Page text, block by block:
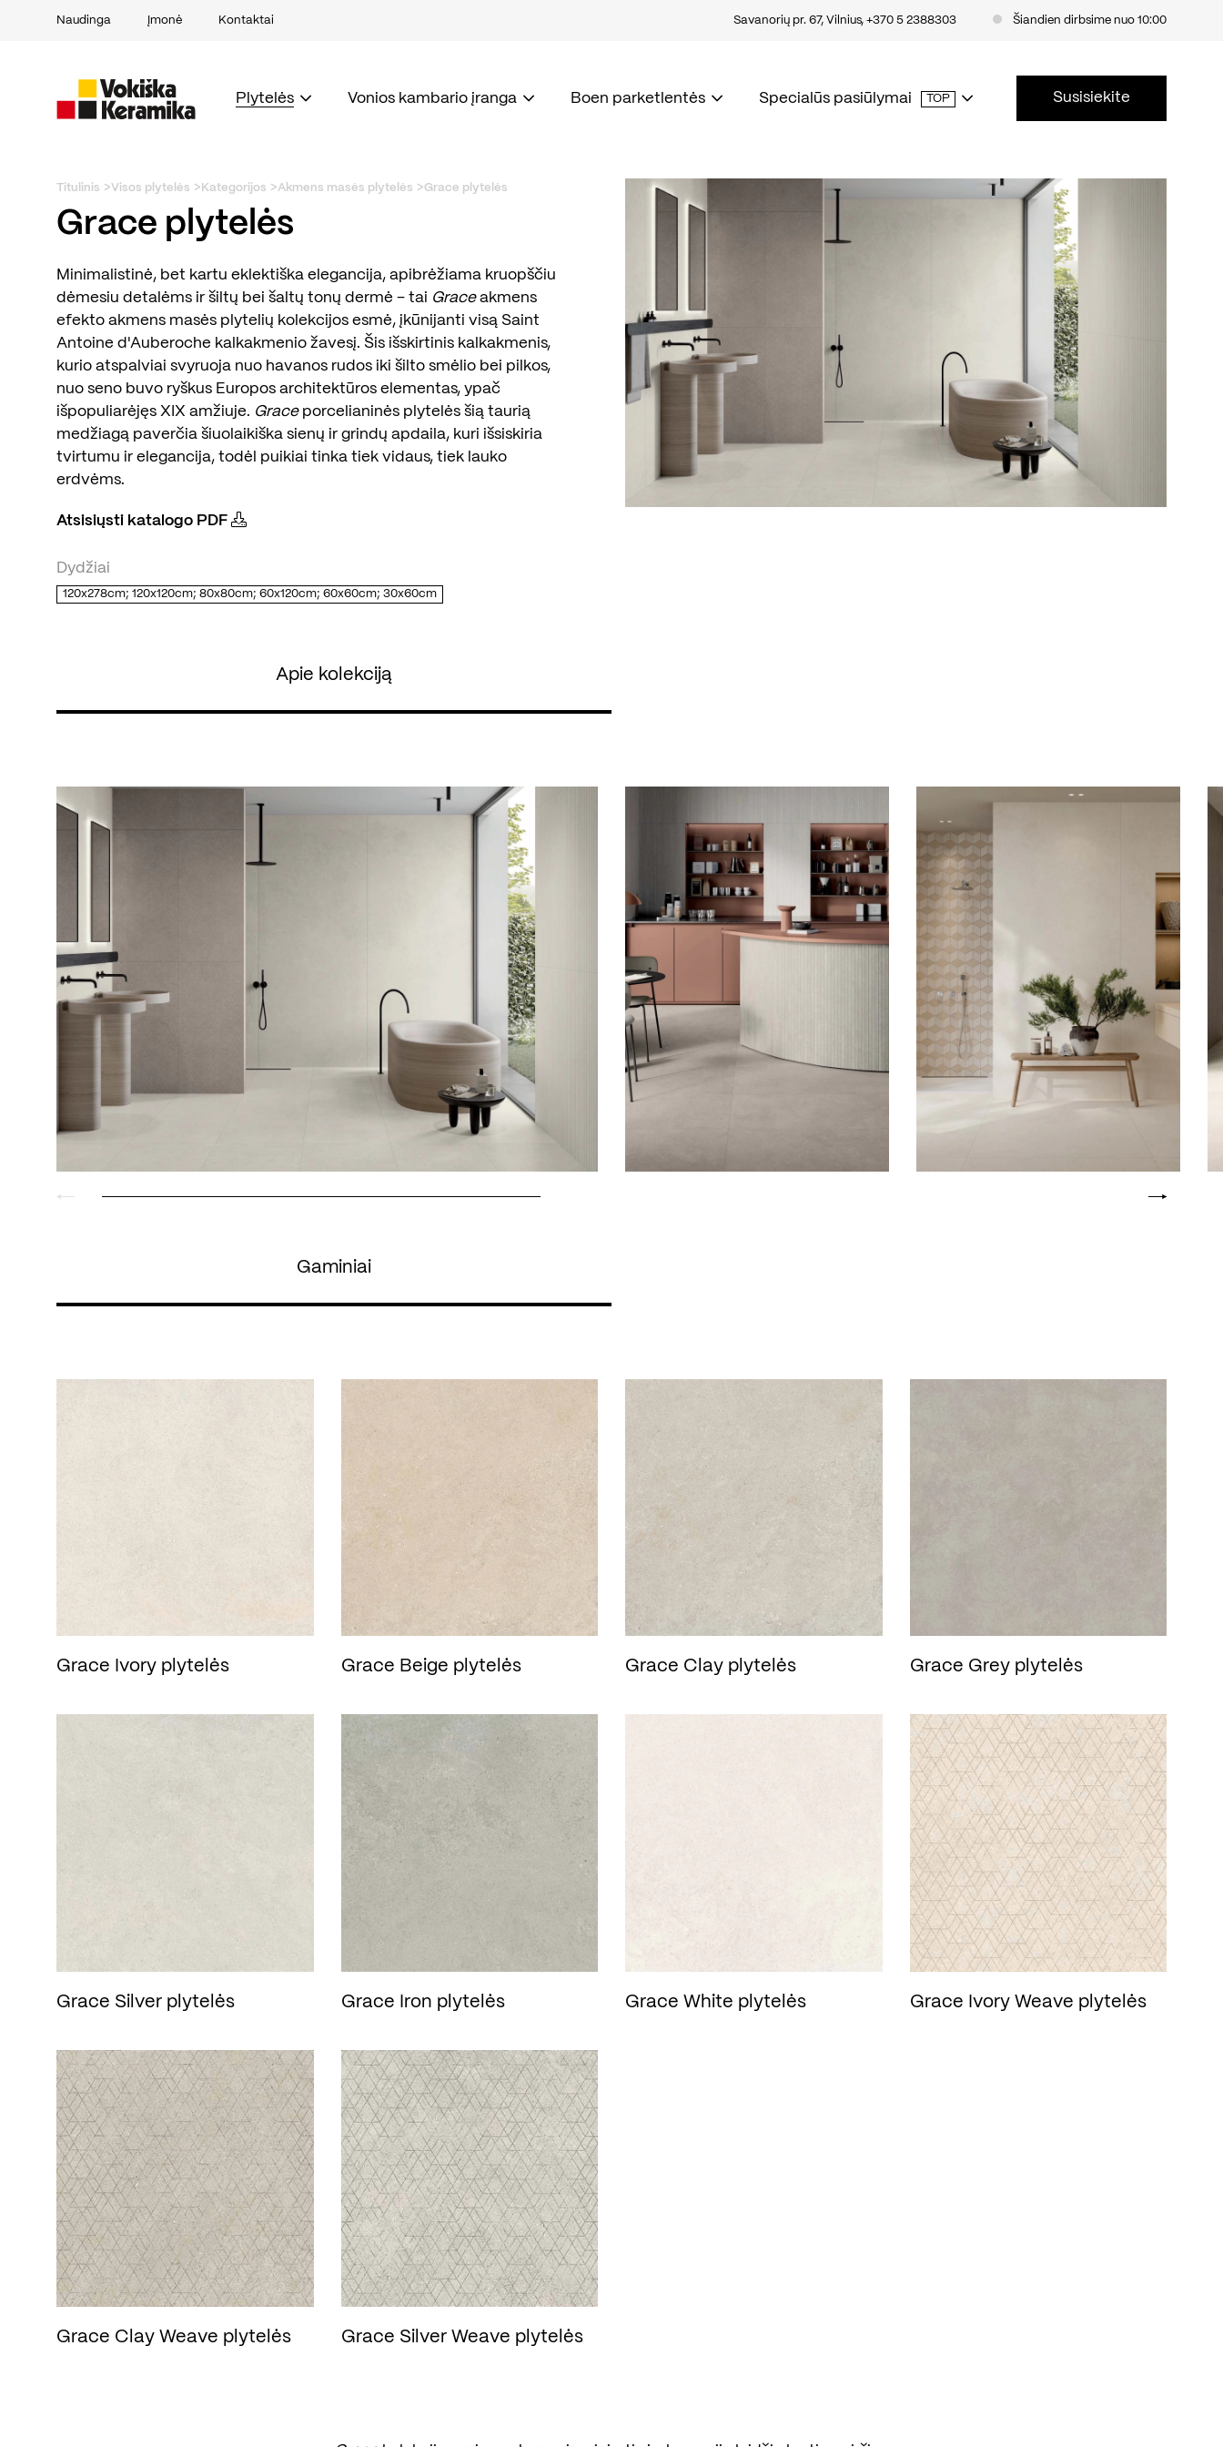
Naudinga Įmonė Kontaktai Savanorių pr. 67, Vilnius, +370 5 2388303 Šiandien dirbsime nuo 10:00
Plytelės Vonios kambario įranga Boen parketlentės Specialūs pasiūlymai TOP Susisiekite
Titulinis Visos plytelės Kategorijos Akmens masės plytelės Grace plytelės
Grace plytelės
Minimalistinė, bet kartu eklektiška elegancija, apibrėžiama kruopščiu
dėmesiu detalėms ir šiltų bei šaltų tonų dermė – tai Graceakmens
efekto akmens masės plytelių kolekcijos esmė, įkūnijanti visą Saint
Antoine d'Auberoche kalkakmenio žavesį. Šis išskirtinis kalkakmenis,
kurio atspalviai svyruoja nuo havanos rudos iki šilto smėlio bei pilkos,
nuo seno buvo ryškus Europos architektūros elementas, ypač
išpopuliarėjęs XIX amžiuje. Graceporcelianinės plytelės šią taurią
medžiagą paverčia šiuolaikiška sienų ir grindų apdaila, kuri išsiskiria
tvirtumu ir elegancija, todėl puikiai tinka tiek vidaus, tiek lauko
erdvėms.
Atsisiųsti katalogo PDF
Dydžiai
120x278cm; 120x120cm; 80x80cm; 60x120cm; 60x60cm; 30x60cm
Apie kolekciją
Gaminiai
Grace Ivory plytelės Grace Beige plytelės Grace Clay plytelės Grace Grey plytelės
Grace Silver plytelės Grace Iron plytelės Grace White plytelės Grace Ivory Weave plytelės
Grace Clay Weave plytelės Grace Silver Weave plytelės